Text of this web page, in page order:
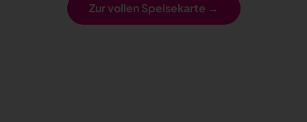
Zur vollen Speisekarte →